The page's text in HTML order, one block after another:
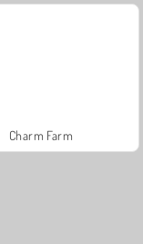
Charm Farm